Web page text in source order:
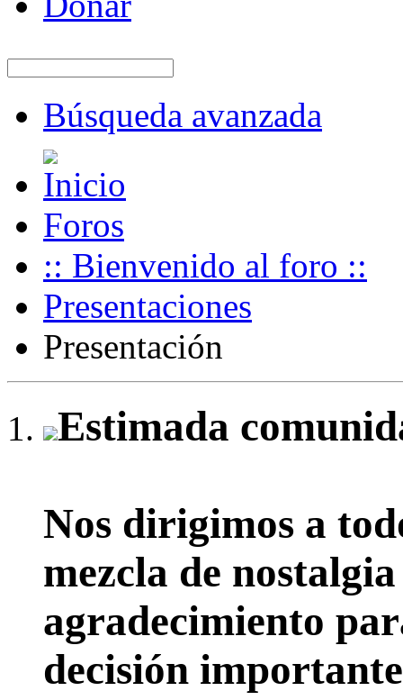
Búsqueda avanzada
Foros
:: Bienvenido al foro ::
Presentaciones
Presentación
Estimada
Nos dirigimos a
mezcla de
agradecimiento
decisión